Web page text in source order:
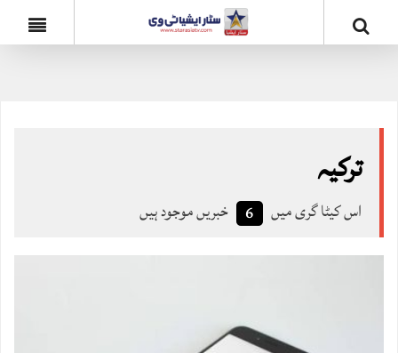
ترکیہ
اس کیٹا گری میں 6 خبریں موجود ہیں